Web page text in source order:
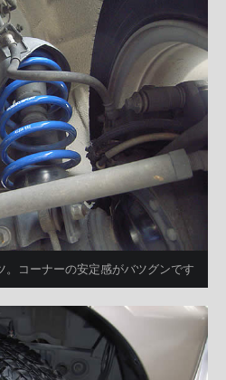
。コーナーの安定感がバツグンです